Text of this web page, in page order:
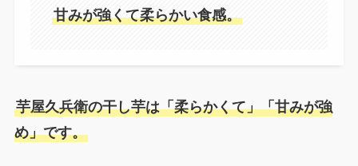
甘みが強くて柔らかい食感。
芋屋久兵衛の干し芋は「柔らかくて」「甘みが強
め」です。